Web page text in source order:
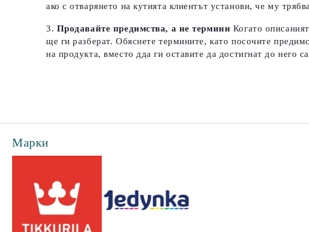
ако с отварянето на кутията клиентът установи, че му
Продавайте предимства, а не термини Когато
ще ги разберат. Обяснете термините, като посочите
на продукта, вместо дда ги оставите да достигнат до него
Марки